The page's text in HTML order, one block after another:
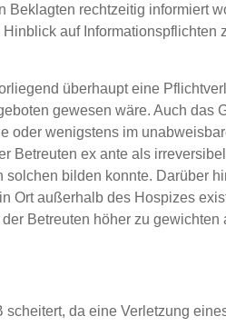
Beklagten rechtzeitig informiert
auf Informationspflichten
überhaupt eine
gewesen wäre. Auch das
oder wenigstens im
Betreuten ex ante als
bilden konnte. Darüber
Ort außerhalb des Hospizes
Betreuten höher zu gewichten
da eine Verletzung